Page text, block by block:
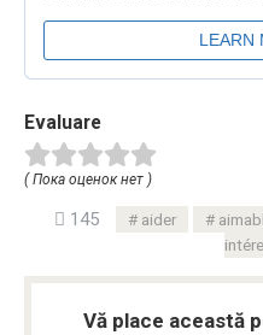
Evaluare
( Пока оценок нет )
145 aider
Vă place această